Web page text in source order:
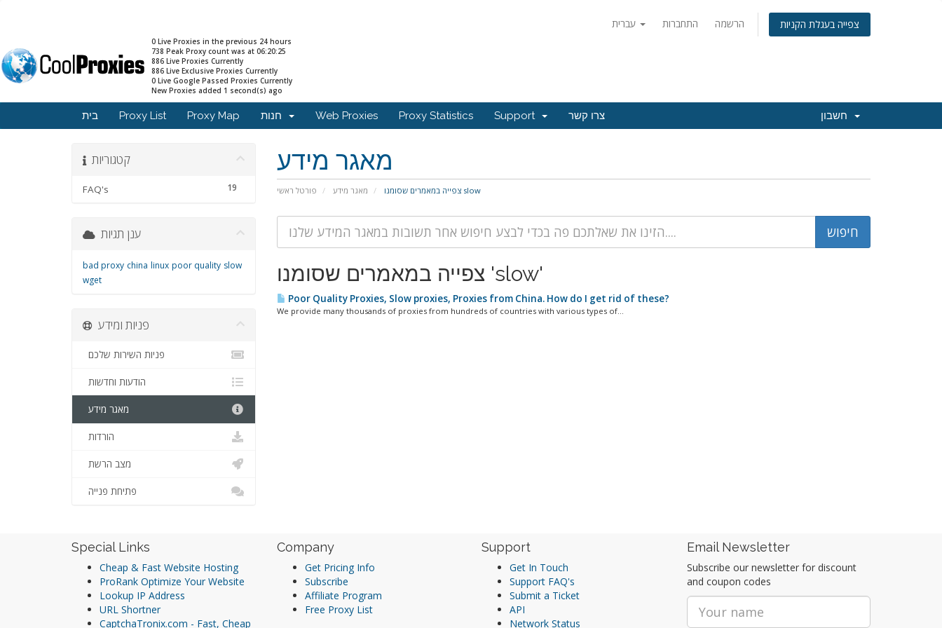
התחברות הרשמה צפייה בעגלת הקניות
0 Live Proxies in the previous 24 hours
738 Peak Proxy count was at 06:20:25
886 Live Proxies Currently
886 Live Exclusive Proxies Currently
0 Live Google Passed Proxies Currently
New Proxies added 1 second(s) ago
בית Proxy List Proxy Map Web Proxies Proxy Statistics Support צרו קשר
מאגר מידע
פורטל ראשי מאגר מידע צפייה במאמרים שסומנו slow
קטגוריות
19
FAQ's
צפייה במאמרים שסומנו 'slow'
Poor Quality Proxies, Slow proxies, Proxies from China. How do I get rid of these?
We provide many thousands of proxies from hundreds of countries with various types of...
ענן תגיות
bad proxy china linux poor quality slow
wget
פניות ומידע
פניות השירות שלכם
הודעות וחדשות
מאגר מידע
הורדות
מצב הרשת
פתיחת פנייה
Special Links
Cheap & Fast Website Hosting
ProRank Optimize Your Website
Lookup IP Address
URL Shortner
CaptchaTronix.com - Fast, Cheap
Company
Get Pricing Info
Subscribe
Affiliate Program
Free Proxy List
Support
Get In Touch
Support FAQ's
Submit a Ticket
API
Network Status
Email Newsletter
Subscribe our newsletter for discount
and coupon codes